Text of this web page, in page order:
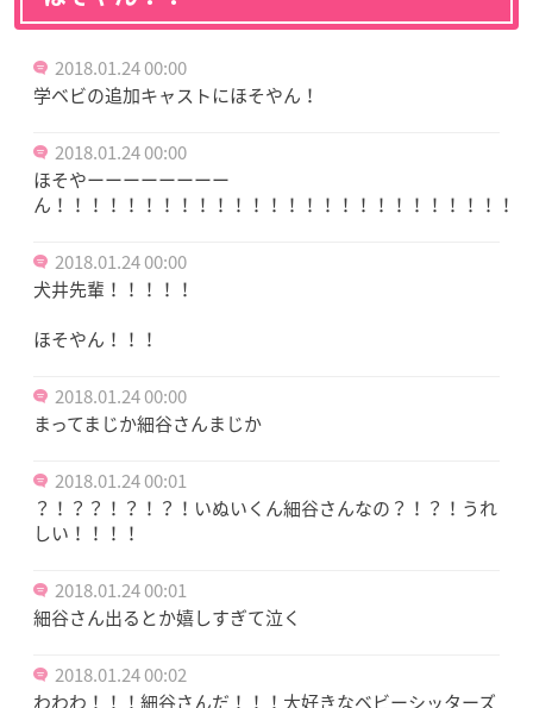
2018.01.24 00:00
学ベビの追加キャストにほそやん！
2018.01.24 00:00
ほそやーーーーーーーー
ん！！！！！！！！！！！！！！！！！！！！！！！！！！！
2018.01.24 00:00
犬井先輩！！！！！
ほそやん！！！
2018.01.24 00:00
まってまじか細谷さんまじか
2018.01.24 00:01
？！？？！？！？！いぬいくん細谷さんなの？！？！うれ
しい！！！！
2018.01.24 00:01
細谷さん出るとか嬉しすぎて泣く
2018.01.24 00:02
わわわ！！！細谷さんだ！！！大好きなベビーシッターズ